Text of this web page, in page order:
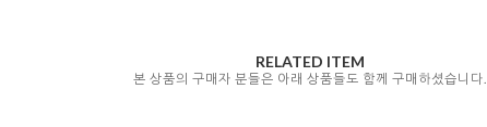
RELATED ITEM
본 상품의 구매자 분들은 아래 상품들도 함께 구매하셨습니다.